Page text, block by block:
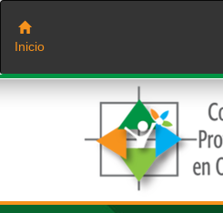
Saltar
contenido
Inicio